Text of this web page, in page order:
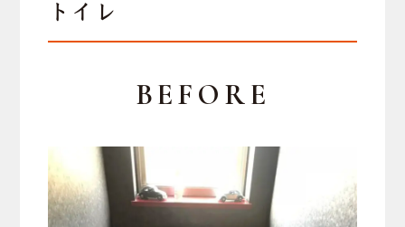
トイレ
BEFORE